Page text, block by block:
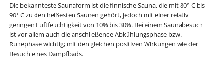
Die bekannteste Saunaform ist die finnische Sauna, die mit 80° C bis
90° C zu den heißesten Saunen gehört, jedoch mit einer relativ
geringen Luftfeuchtigkeit von 10% bis 30%. Bei einem Saunabesuch
ist vor allem auch die anschließende Abkühlungsphase bzw.
Ruhephase wichtig; mit den gleichen positiven Wirkungen wie der
Besuch eines Dampfbads.